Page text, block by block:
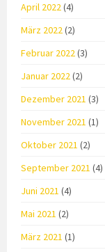
April 2022(4)
März 2022(2)
Februar 2022(3)
Januar 2022(2)
Dezember 2021 (3)
November 2021 (1)
Oktober 2021 (2)
September 2021 (4)
Juni 2021 (4)
Mai 2021 (2)
März 2021 (1)